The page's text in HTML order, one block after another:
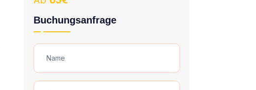
Buchungsanfrage